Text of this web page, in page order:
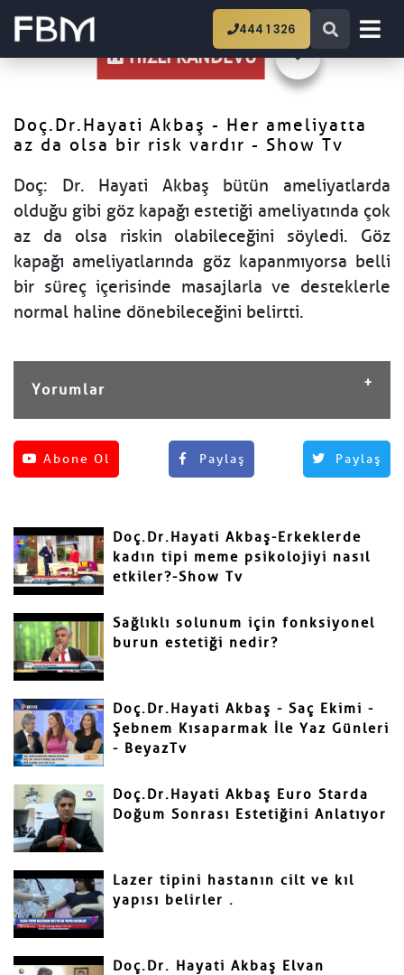
444 1 326
Doç.Dr.Hayati Akbaş - Her
ameliyatta az da olsa bir risk vardır - Show Tv
HIZLI RANDEVU
Doç.Dr.Hayati Akbaş - Her ameliyatta
az da olsa bir risk vardır - Show Tv
Doç: Dr. Hayati Akbaş bütün ameliyatlarda
olduğu gibi göz kapağı estetiği ameliyatında çok
az da olsa riskin olabileceğini söyledi. Göz
kapağı ameliyatlarında göz kapanmıyorsa belli
bir süreç içerisinde masajlarla ve desteklerle
normal haline dönebileceğini belirtti.
Abone Ol Paylaş Paylaş
Yorumlar
Henüz yorum yapılmamış.
Adınız ve Soyadınız
Mail
Yorumunuz
Gönder
Doç.Dr.Hayati Akbaş-Erkeklerde
kadın tipi meme psikolojiyi nasıl
etkiler?-Show Tv
Sağlıklı solunum için fonksiyonel
burun estetiği nedir?
Doç.Dr.Hayati Akbaş - Saç Ekimi -
Şebnem Kısaparmak İle Yaz Günleri
- BeyazTv
Doç.Dr.Hayati Akbaş Euro Starda
Doğum Sonrası Estetiğini Anlatıyor
Lazer tipini hastanın cilt ve kıl
yapısı belirler .
Doç.Dr. Hayati Akbaş Elvan